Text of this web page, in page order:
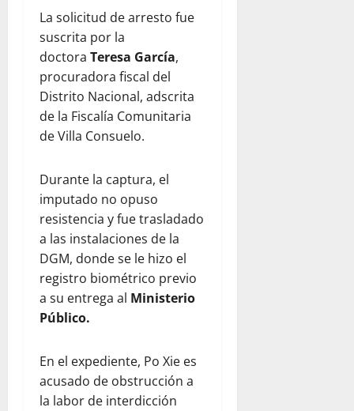
La solicitud de arresto fue
suscrita por la
doctora Teresa García,
procuradora fiscal del
Distrito Nacional, adscrita
de la Fiscalía Comunitaria
de Villa Consuelo.
Durante la captura, el
imputado no opuso
resistencia y fue trasladado
a las instalaciones de la
DGM, donde se le hizo el
registro biométrico previo
a su entrega al Ministerio
Público.
En el expediente, Po Xie es
acusado de obstrucción a
la labor de interdicción